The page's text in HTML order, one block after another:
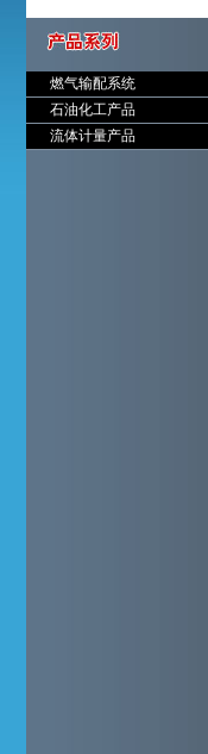
燃气输配系统
石油化工产品
流体计量产品